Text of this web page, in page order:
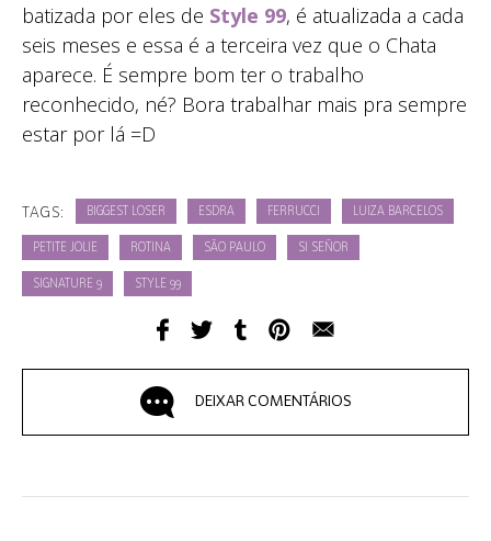
batizada por eles de Style 99, é atualizada a cada
seis meses e essa é a terceira vez que o Chata
aparece. É sempre bom ter o trabalho
reconhecido, né? Bora trabalhar mais pra sempre
estar por lá =D
TAGS: BIGGEST LOSER ESDRA FERRUCCI LUIZA BARCELOS
PETITE JOLIE ROTINA SÃO PAULO SI SEÑOR
SIGNATURE 9 STYLE 99
DEIXAR COMENTÁRIOS